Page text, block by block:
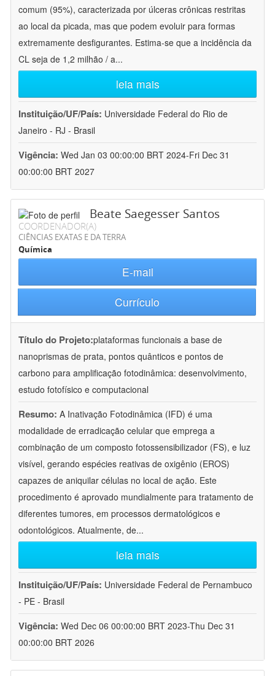
comum (95%), caracterizada por úlceras crônicas restritas
ao local da picada, mas que podem evoluir para formas
extremamente desfigurantes. Estima-se que a incidência da
CL seja de 1,2 milhão / a...
leia mais
Instituição/UF/País: Universidade Federal do Rio de
Janeiro - RJ - Brasil
Vigência: Wed Jan 03 00:00:00 BRT 2024-Fri Dec 31
00:00:00 BRT 2027
Beate Saegesser Santos
COORDENADOR(A)
CIÊNCIAS EXATAS E DA TERRA
Química
E-mail
Currículo
Título do Projeto:plataformas funcionais a base de
nanoprismas de prata, pontos quânticos e pontos de
carbono para amplificação fotodinâmica: desenvolvimento,
estudo fotofísico e computacional
Resumo: A Inativação Fotodinâmica (IFD) é uma
modalidade de erradicação celular que emprega a
combinação de um composto fotossensibilizador (FS), e luz
visível, gerando espécies reativas de oxigênio (EROS)
capazes de aniquilar células no local de ação. Este
procedimento é aprovado mundialmente para tratamento de
diferentes tumores, em processos dermatológicos e
odontológicos. Atualmente, de...
leia mais
Instituição/UF/País: Universidade Federal de Pernambuco
- PE - Brasil
Vigência: Wed Dec 06 00:00:00 BRT 2023-Thu Dec 31
00:00:00 BRT 2026